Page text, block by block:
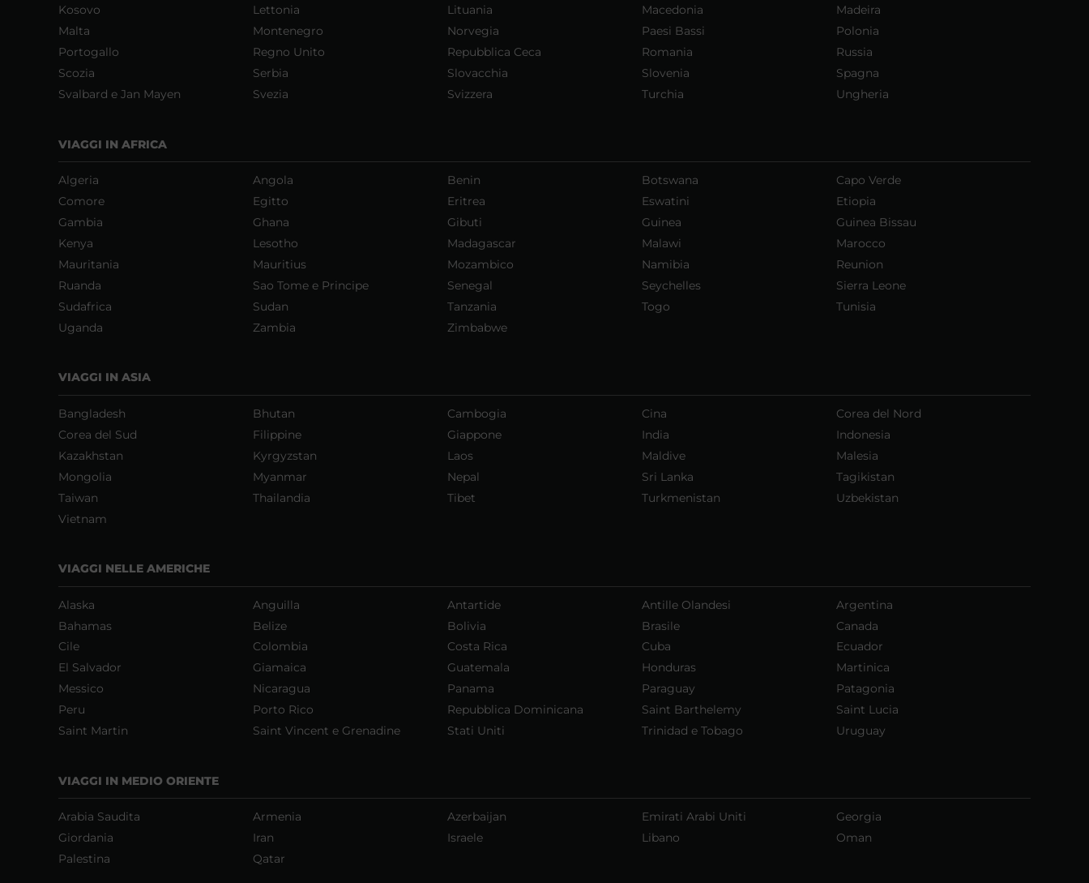
Kosovo
Lettonia Lituania Macedonia
Madeira
Malta
Montenegro Norvegia Paesi Bassi
Polonia
Portogallo
Regno Unito Repubblica Ceca Romania
Russia
Scozia
Serbia Slovacchia Slovenia
Spagna
Svalbard e Jan Mayen
Svezia Svizzera Turchia Ungheria
VIAGGI IN AFRICA
Algeria Angola Benin Botswana
Capo Verde
Comore
Egitto Eritrea Eswatini
Etiopia
Gambia
Ghana Gibuti Guinea
Guinea Bissau
Kenya
Lesotho Madagascar Malawi
Marocco
Mauritania
Mauritius Mozambico Namibia
Reunion
Ruanda
Sao Tome e Principe Senegal Seychelles
Sierra Leone
Sudafrica
Sudan Tanzania Togo
Tunisia
Uganda
Zambia Zimbabwe
VIAGGI IN ASIA
Bangladesh Bhutan Cambogia Cina
Corea del Nord
Corea del Sud
Filippine Giappone India
Indonesia
Kazakhstan
Kyrgyzstan Laos Maldive
Malesia
Mongolia
Myanmar Nepal Sri Lanka
Tagikistan
Taiwan
Thailandia Tibet Turkmenistan
Uzbekistan
Vietnam
VIAGGI NELLE AMERICHE
Alaska Anguilla Antartide Antille Olandesi
Argentina
Bahamas
Belize Bolivia Brasile
Canada
Cile
Colombia Costa Rica Cuba
Ecuador
El Salvador
Giamaica Guatemala Honduras
Martinica
Messico
Nicaragua Panama Paraguay
Patagonia
Peru
Porto Rico Repubblica Dominicana Saint Barthelemy
Saint Lucia
Saint Martin
Saint Vincent e Grenadine Stati Uniti Trinidad e Tobago Uruguay
VIAGGI IN MEDIO ORIENTE
Arabia Saudita Armenia Azerbaijan Emirati Arabi Uniti
Georgia
Giordania
Iran Israele Libano
Oman
Palestina
Qatar